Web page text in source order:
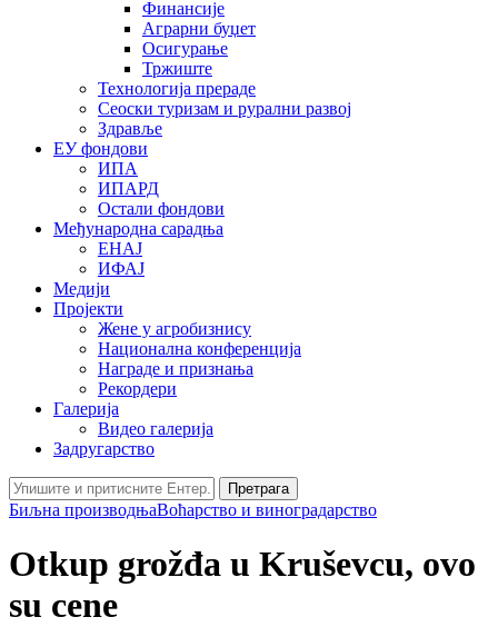
Финансије
Аграрни буџет
Осигурање
Тржиште
Технологија прераде
Сеоски туризам и рурални развој
Здравље
ЕУ фондови
ИПА
ИПАРД
Остали фондови
Међународна сарадња
ЕНАЈ
ИФАЈ
Медији
Пројекти
Жене у агробизнису
Национална конференција
Награде и признања
Рекордери
Галерија
Видео галерија
Задругарство
Претрага
Биљна производњаВоћарство и виноградарство
Otkup grožđa u Kruševcu, ovo
su cene